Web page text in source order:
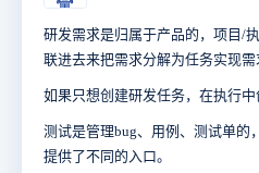
研发需求是归属于产品的，项目/
联进去来把需求分解为任务实现需
如果只想创建研发任务，在执行中
测试是管理bug、用例、测试单的
提供了不同的入口。